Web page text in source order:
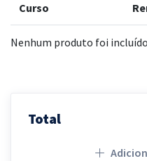
Curso
Nenhum produto foi
Total